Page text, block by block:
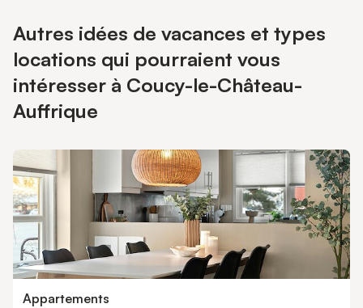
Autres idées de vacances et types
locations qui pourraient vous
intéresser à Coucy-le-Château-
Auffrique
Appartements